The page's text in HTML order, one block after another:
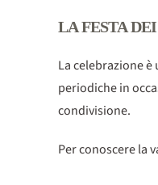
LA FESTA
La celebrazione
periodiche in
condivisione.
Per conoscere la